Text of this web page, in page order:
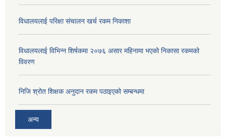
विधालयलाई परिक्षा स‌ंचालन खर्च रकम निकाशा
विधालयलाई विभिन्न शिर्षकमा २०७६ असार महिनामा भएको निकासा रकमको
विवरण
निजि श्रोत शिक्षक अनुदान रकम पठाइएको सम्बन्धमा
अन्य